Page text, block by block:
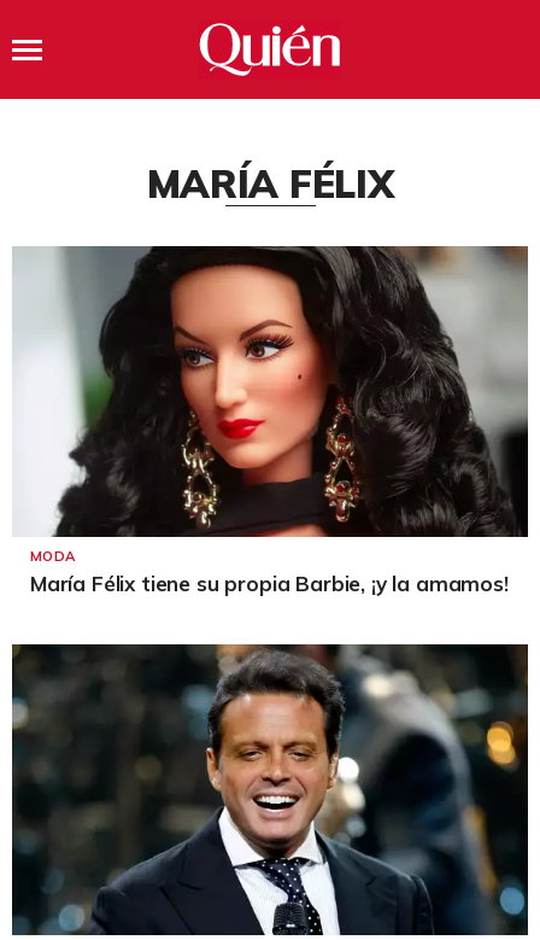
MARÍA FÉLIX
MODA
María Félix tiene su propia Barbie, ¡y la amamos!